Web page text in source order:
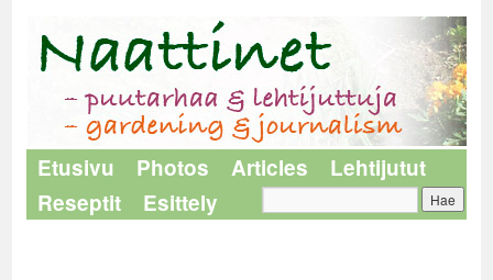
Etusivu Photos Articles
Lehtijutut
Reseptit
Esittely